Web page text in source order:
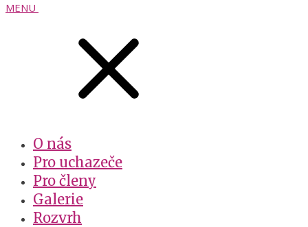
MENU
O nás
Pro uchazeče
Pro členy
Galerie
Rozvrh